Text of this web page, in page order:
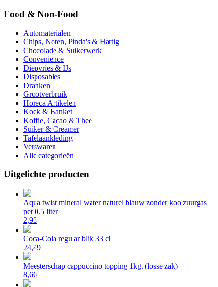
Food & Non-Food
Automaterialen
Chips, Noten, Pinda's & Hartig
Chocolade & Suikerwerk
Convenience
Diepvries & IJs
Disposables
Dranken
Grootverbruik
Horeca Artikelen
Koek & Banket
Koffie, Cacao & Thee
Suiker & Creamer
Tafelaankleding
Verswaren
Alle categorieën
Uitgelichte producten
Aqua twist mineral water naturel blauw zonder koolzuurgas
pet 0.5 liter
2,93
Coca-Cola regular blik 33 cl
24,49
Meesterschap cappuccino topping 1kg. (losse zak)
8,66